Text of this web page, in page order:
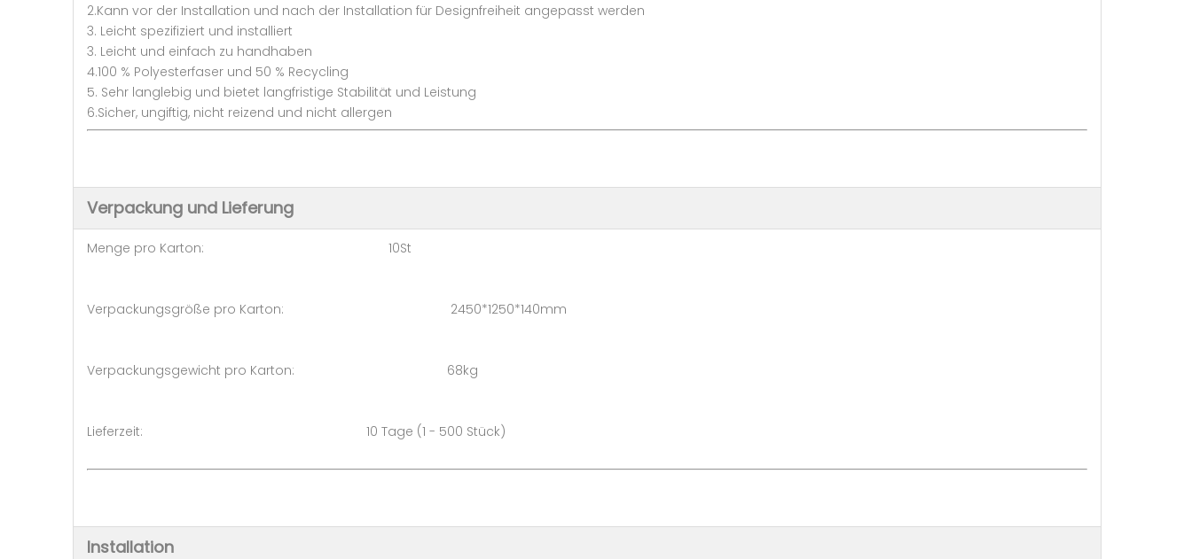
2.Kann vor der Installation und nach der Installation für Designfreiheit angepasst werden
3. Leicht spezifiziert und installiert
3. Leicht und einfach zu handhaben
4.100 % Polyesterfaser und 50 % Recycling
5. Sehr langlebig und bietet langfristige Stabilität und Leistung
6.Sicher, ungiftig, nicht reizend und nicht allergen
Verpackung und Lieferung
Menge pro Karton: 10St
Verpackungsgröße pro Karton: 2450*1250*140mm
Verpackungsgewicht pro Karton: 68kg
Lieferzeit: 10 Tage (1 - 500 Stück)
Installation